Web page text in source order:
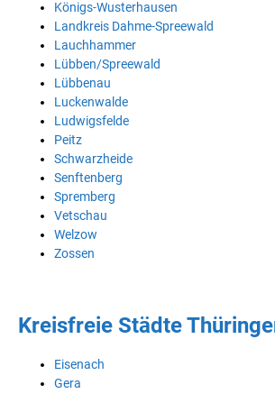
Königs-Wusterhausen
Landkreis Dahme-Spreewald
Lauchhammer
Lübben/Spreewald
Lübbenau
Luckenwalde
Ludwigsfelde
Peitz
Schwarzheide
Senftenberg
Spremberg
Vetschau
Welzow
Zossen
Kreisfreie Städte
Eisenach
Gera